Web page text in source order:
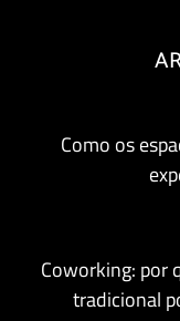
Como os
Coworking: por
tradicional